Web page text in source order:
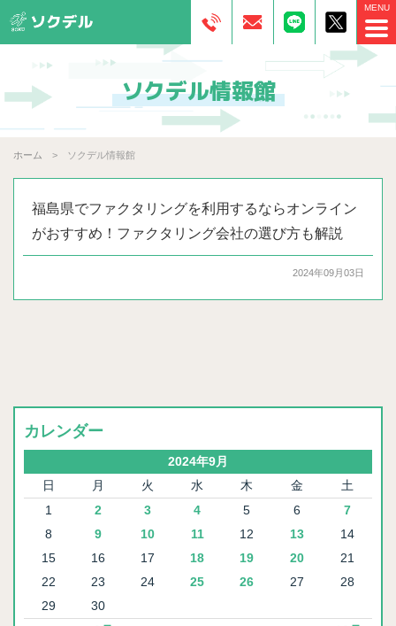
ソクデル情報館
ホーム ソクデル情報館
福島県でファクタリングを利用するならオンライン
がおすすめ！ファクタリング会社の選び方も解説
2024年09月03日
カレンダー
2024年9月
日
月 火 水 木 金 土
1 2 3 4 5 6
7
8
9 10 11 12 13
14
15
16 17 18 19 20
21
22
23 24 25 26 27
28
29
30